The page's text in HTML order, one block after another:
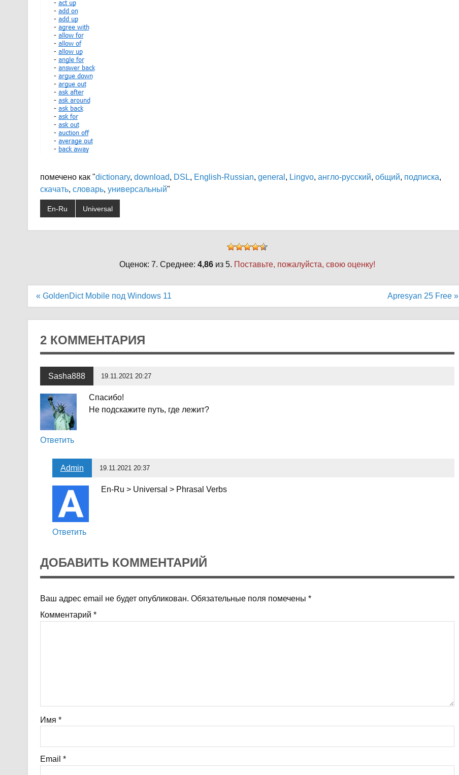
помечено как "dictionary, download, DSL, English-Russian, general , Lingvo, англо-русский, общий, подписка,
скачать, словарь, универсальный"
En-Ru Universal
Оценок: 7. Среднее: 4,86из 5. Поставьте, пожалуйста, свою оценку!
Навигация
« GoldenDict Mobile под Windows 11 Apresyan 25 Free »
2 КОММЕНТАРИЯ
Sasha888 19.11.2021 20:27
Спасибо!
Не подскажите путь, где лежит?
Ответить
Admin 19.11.2021 20:37
En-Ru > Universal > Phrasal Verbs
Ответить
ДОБАВИТЬ КОММЕНТАРИЙ
Ваш адрес email не будет опубликован. Обязательные поля помечены *
Комментарий *
Имя *
Email *